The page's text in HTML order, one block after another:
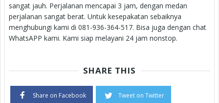
sangat jauh. Perjalanan mencapai 3 jam, dengan medan
perjalanan sangat berat. Untuk kesepakatan sebaiknya
menghubungi kami di 081-936-364-517. Bisa juga dengan chat
WhatsAPP kami. Kami siap melayani 24 jam nonstop.
SHARE THIS
Share on Facebook Tweet on Twitter